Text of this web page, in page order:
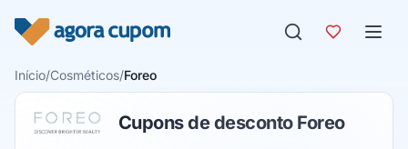
Início/Cosméticos/Foreo
Cupons de desconto Foreo